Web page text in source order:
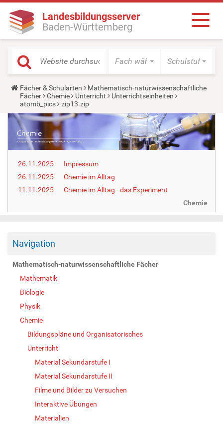
Landesbildungsserver
Baden-Württemberg
Fach wählen Schulstufe
Y
o
u
a
r
e
h
e
r
:
Fächer & Schularten
Mathematisch-naturwissenschaftliche
Fächer
Chemie Unterricht
Unterrichtseinheiten
atomb_pics
zip13.zip
26.11.2025
Impressum
26.11.2025
Chemie im Alltag
11.11.2025
Chemie im Alltag - das Experiment
Chemie
Navigation
Mathematisch-naturwissenschaftliche Fächer
Mathematik
Biologie
Physik
Chemie
Bildungspläne und Organisatorisches
Unterricht
Material Sekundarstufe I
Material Sekundarstufe II
Filme und Bilder zu Versuchen
Interaktive Übungen
Materialien